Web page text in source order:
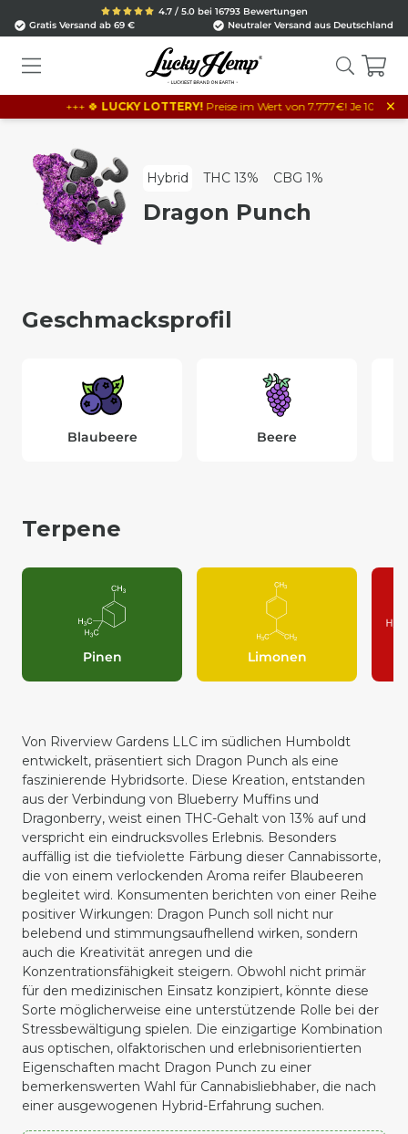
4.7 / 5.0 bei 16793 Bewertungen
Gratis Versand ab 69 €
Neutraler Versand aus Deutschland
+++ 🍀 LUCKY LOTTERY!Preise im Wert von 7.777€! Je 10€ ×
Hybrid THC 13% CBG 1%
Dragon Punch
Geschmacksprofil
Blaubeere Beere
Terpene
Pinen Limonen
Von Riverview Gardens LLC im südlichen Humboldt
entwickelt, präsentiert sich Dragon Punch als eine
faszinierende Hybridsorte. Diese Kreation, entstanden
aus der Verbindung von Blueberry Muffins und
Dragonberry, weist einen THC-Gehalt von 13% auf und
verspricht ein eindrucksvolles Erlebnis. Besonders
auffällig ist die tiefviolette Färbung dieser Cannabissorte,
die von einem verlockenden Aroma reifer Blaubeeren
begleitet wird. Konsumenten berichten von einer Reihe
positiver Wirkungen: Dragon Punch soll nicht nur
belebend und stimmungsaufhellend wirken, sondern
auch die Kreativität anregen und die
Konzentrationsfähigkeit steigern. Obwohl nicht primär
für den medizinischen Einsatz konzipiert, könnte diese
Sorte möglicherweise eine unterstützende Rolle bei der
Stressbewältigung spielen. Die einzigartige Kombination
aus optischen, olfaktorischen und erlebnisorientierten
Eigenschaften macht Dragon Punch zu einer
bemerkenswerten Wahl für Cannabisliebhaber, die nach
einer ausgewogenen Hybrid-Erfahrung suchen.